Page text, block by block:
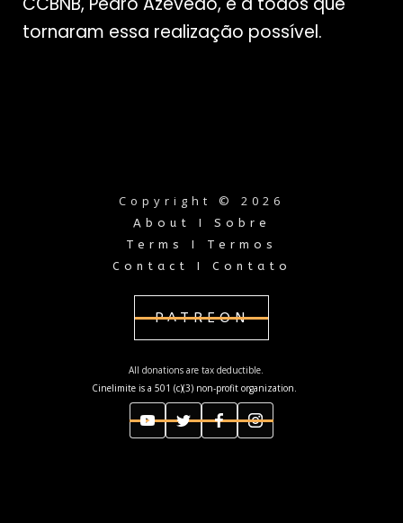
tornaram essa realização possível.
Copyright © 2026
About I Sobre
Terms I Termos
Contact I Contato
PATREON
All donations are tax deductible.
Cinelimite is a 501 (c)(3) non-profit organization.